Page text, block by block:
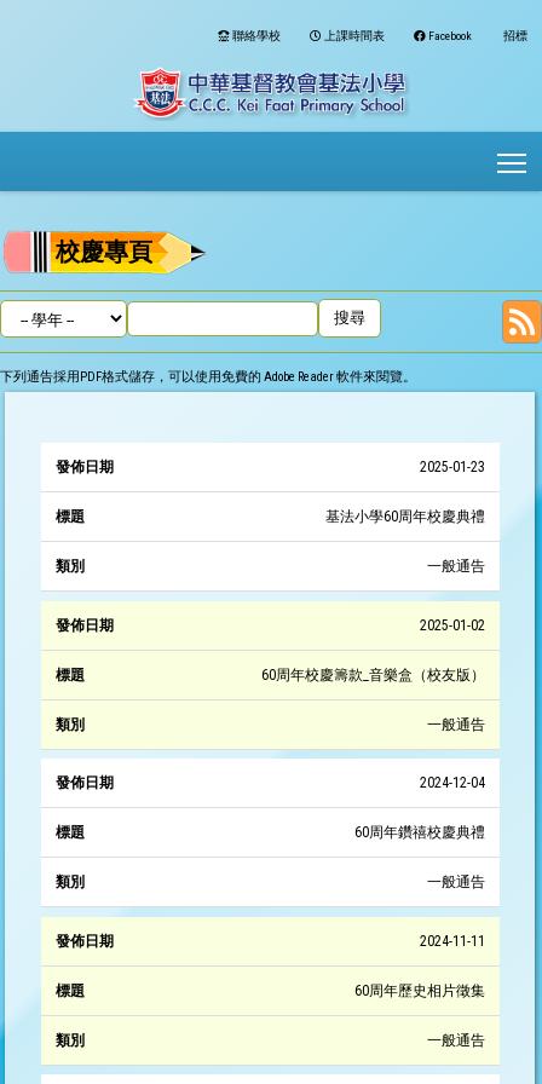
聯絡學校 上課時間表 Facebook 招標
校慶專頁
下列通告採用PDF格式儲存，可以使用免費的 Adobe Reader軟件來閱覽。
發
日
期
2025-01-23
基法小學60周年校慶典禮
一般通告
2025-01-02
60周年校慶籌款_音樂盒（校友版）
一般通告
2024-12-04
60周年鑽禧校慶典禮
一般通告
2024-11-11
60周年歷史相片徵集
一般通告